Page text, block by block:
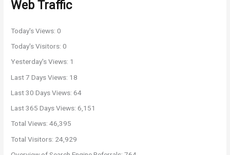
Web Traffic
Today's Views:0
Today's Visitors:0
Yesterday's Views: 1
Last 7 Days Views: 18
Last 30 Days Views:64
Last 365 Days Views:6,151
Total Views:46,395
Total Visitors: 24,929